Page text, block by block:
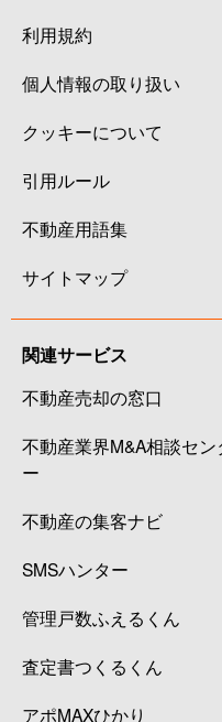
利用規約
個人情報の取り扱い
クッキーについて
引用ルール
不動産用語集
サイトマップ
関連サービス
不動産売却の窓口
不動産業界M&A相談セン
ー
不動産の集客ナビ
SMSハンター
管理戸数ふえるくん
査定書つくるくん
アポMAXひかり